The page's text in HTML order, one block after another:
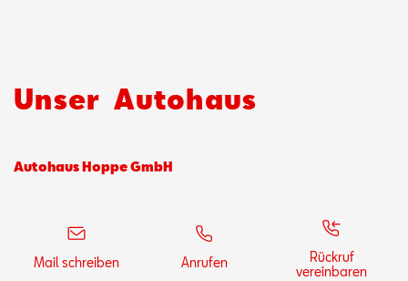
Unser Autohaus
Autohaus Hoppe GmbH
Mail schreiben Anrufen
Rückruf
vereinbaren